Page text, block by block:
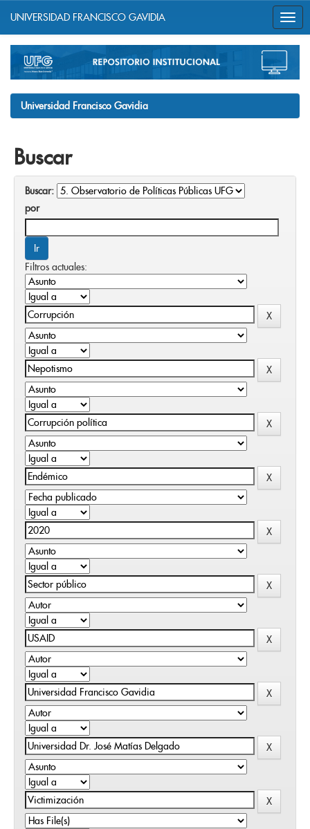
navigation
UNIVERSIDAD FRANCISCO GAVIDIA
Universidad Francisco Gavidia
Buscar
Buscar:
por
Filtros actuales: